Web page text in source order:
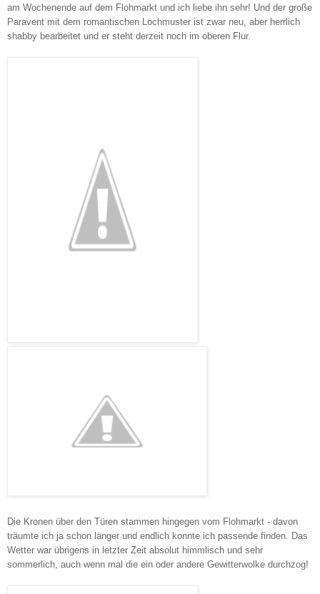
am Wochenende auf dem Flohmarkt und ich liebe ihn sehr! Und der große
Paravent mit dem romantischen Lochmuster ist zwar neu, aber herrlich
shabby bearbeitet und er steht derzeit noch im oberen Flur.
Die Kronen über den Türen stammen hingegen vom Flohmarkt - davon
träumte ich ja schon länger und endlich konnte ich passende finden. Das
Wetter war übrigens in letzter Zeit absolut himmlisch und sehr
sommerlich, auch wenn mal die ein oder andere Gewitterwolke durchzog!